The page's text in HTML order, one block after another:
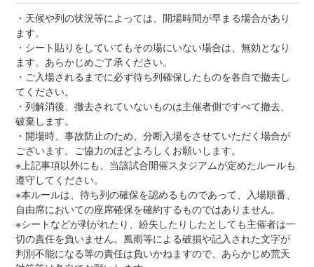
・天候や列の状況等によっては、開場時間が早まる場合があり
ます。
・シート貼りをしていてもその場にいない場合は、無効となり
ます。あらかじめご了承ください。
・ご入場されるまでに必ず待ち列確保したものを各自で撤去し
てください。
・列解消後、撤去されていないものは主催者側ですべて撤去、
破棄します。
・開場時、事故防止のため、分断入場をさせていただく場合が
ございます。ご協力のほどよろしくお願いします。
※上記事項以外にも、当該試合開催スタジアムが定めたルールも
遵守してください。
※本ルールは、待ち列の確保を認めるものであって、入場順番、
自由席においての座席確保を確約するものではありません。
※シートなどが剥がれたり、紛失したりしたとしても主催者は一
切の責任を負いません。風雨等による破損や記入された文字が
判別不能になる等の責任は負いかねますので、あらかじめ荒天